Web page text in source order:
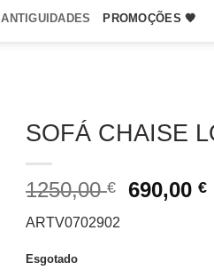
ANTIGUIDADES PROMOÇÕES 🧡
SOFÁ CHAISE
1250,00€
O
690,00€
ARTV0702902
Esgotado